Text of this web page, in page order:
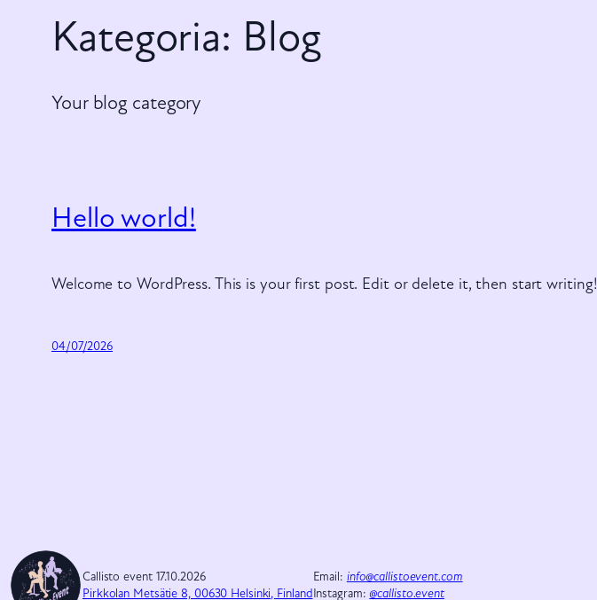
Kategoria: Blog
Your blog category
Hello world!
Welcome to WordPress. This is your first post. Edit or delete it, then start writing!
04/07/2026
Callisto event 17.10.2026
Pirkkolan Metsätie 8, 00630 Helsinki, Finland
Email: info@callistoevent.com
Instagram:@callisto.event